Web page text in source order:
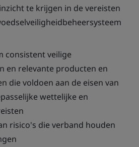
te krijgen in de vereisten
consistent veilige
en relevante producten en
die voldoen aan de eisen van
wettelijke en
risico's die verband houden